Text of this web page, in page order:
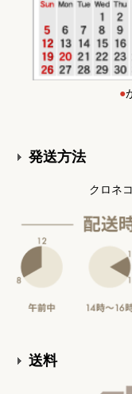
●
発送方法
クロネ
送料